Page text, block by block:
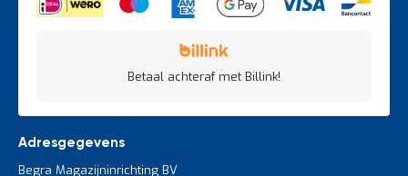
Betaal achteraf met Billink!
Adresgegevens
Begra Magazijninrichting BV